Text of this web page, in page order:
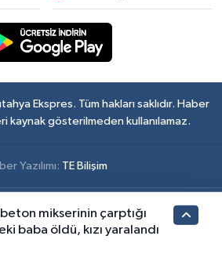
Ekspres. Tüm hakları saklıdır. Haber
kaynak gösterilmeden kullanılamaz.
Yazılımı: TE Bilişim
mikserinin çarptığı
baba öldü, kızı yaralandı